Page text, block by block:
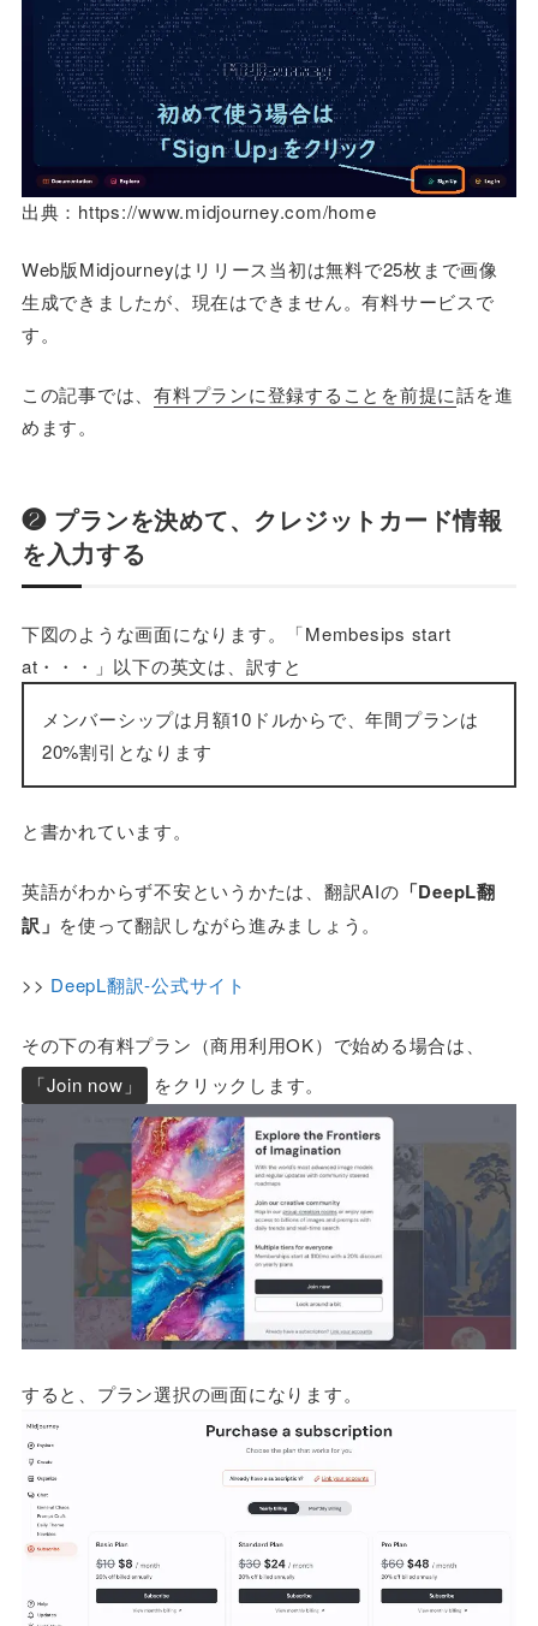
出典：https://www.midjourney.com/home
Web版Midjourneyはリリース当初は無料で25枚まで画像
生成できましたが、現在はできません。有料サービスで
す。
この記事では、有料プランに登録することを前提に話を進
めます。
❷ プランを決めて、クレジットカード情報
を入力する
下図のような画面になります。「Membesips start
at・・・」以下の英文は、訳すと
メンバーシップは月額10ドルからで、年間プランは
20%割引となります
と書かれています。
英語がわからず不安というかたは、翻訳AIの 「DeepL翻
訳」 を使って翻訳しながら進みましょう。
>> DeepL翻訳-公式サイト
その下の有料プラン（商用利用OK）で始める場合は、
「Join now」
をクリックします。
すると、プラン選択の画面になります。